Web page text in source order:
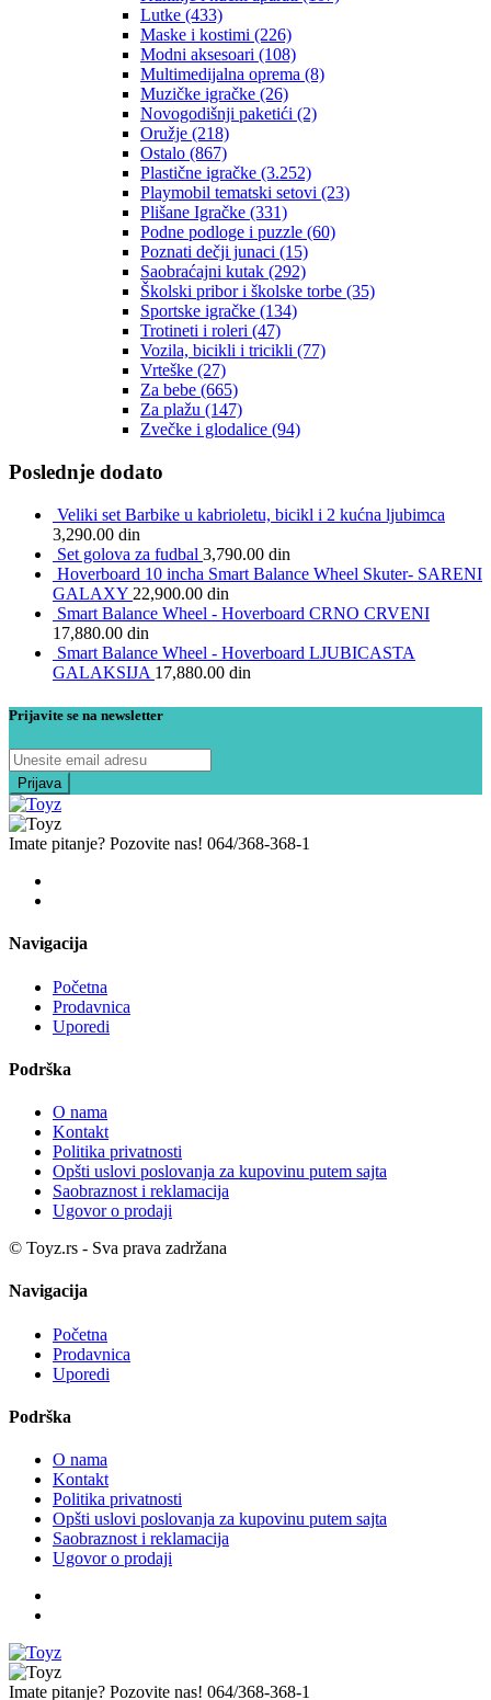
Lutke (433)
Maske i kostimi (226)
Modni aksesoari (108)
Multimedijalna oprema (8)
Muzičke igračke (26)
Novogodišnji paketići (2)
Oružje (218)
Ostalo (867)
Plastične igračke (3.252)
Playmobil tematski setovi (23)
Plišane Igračke (331)
Podne podloge i puzzle (60)
Poznati dečji junaci (15)
Saobraćajni kutak (292)
Školski pribor i školske torbe (35)
Sportske igračke (134)
Trotineti i roleri (47)
Vozila, bicikli i tricikli (77)
Vrteške (27)
Za bebe (665)
Za plažu (147)
Zvečke i glodalice (94)
Poslednje dodato
Veliki set Barbike u kabrioletu, bicikl i 2 kućna ljubimca
3,290.00 din
Set golova za fudbal 3,790.00 din
Hoverboard 10 incha Smart Balance Wheel Skuter- SARENI
GALAXY 22,900.00 din
Smart Balance Wheel - Hoverboard CRNO CRVENI
17,880.00 din
Smart Balance Wheel - Hoverboard LJUBICASTA
GALAKSIJA 17,880.00 din
Prijavite se na newsletter
Imate pitanje? Pozovite nas! 064/368-368-1
Navigacija
Početna
Prodavnica
Uporedi
Podrška
O nama
Kontakt
Politika privatnosti
Opšti uslovi poslovanja za kupovinu putem sajta
Saobraznost i reklamacija
Ugovor o prodaji
© Toyz.rs - Sva prava zadržana
Navigacija
Početna
Prodavnica
Uporedi
Podrška
O nama
Kontakt
Politika privatnosti
Opšti uslovi poslovanja za kupovinu putem sajta
Saobraznost i reklamacija
Ugovor o prodaji
Imate pitanje? Pozovite nas! 064/368-368-1